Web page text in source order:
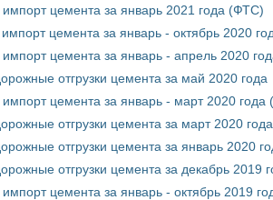
импорт цемента за январь 2021 года (ФТС)
импорт цемента за январь - октябрь 2020
импорт цемента за январь - апрель 2020
отгрузки цемента за май 2020 года
импорт цемента за январь - март 2020
отгрузки цемента за март 2020 года
отгрузки цемента за январь 2020
отгрузки цемента за декабрь 2019
импорт цемента за январь - октябрь 2019